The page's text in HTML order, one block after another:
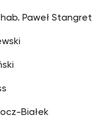
Paweł Stangret
Białek